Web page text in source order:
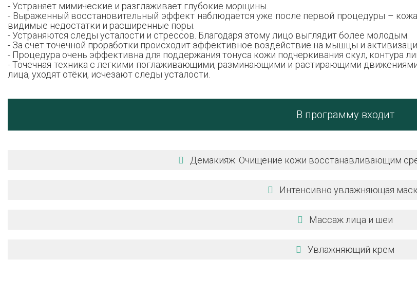
- Устраняет мимические и разглаживает глубокие морщины.
- Выраженный восстановительный эффект наблюдается уже после первой процедуры – кожа
видимые недостатки и расширенные поры.
- Устраняются следы усталости и стрессов. Благодаря этому лицо выглядит более молодым.
- За счет точечной проработки происходит эффективное воздействие на мышцы и
- Процедура очень эффективна для поддержания тонуса кожи подчеркивания скул, контура
- Точечная техника с легкими поглаживающими, разминающими и растирающими движениями
лица, уходят отёки, исчезают следы усталости.
В программу входит
Демакияж. Очищение кожи восстанавливающим
Интенсивно увлажняющая
Массаж лица и шеи
Увлажняющий крем